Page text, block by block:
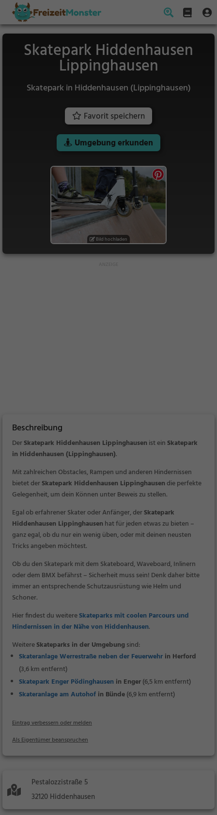
Skatepark Hiddenhausen
Lippinghausen
Skatepark in Hiddenhausen (Lippinghausen)
Favorit speichern
Umgebung erkunden
Bild hochladen
Beschreibung
DerSkatepark Hiddenhausen Lippinghausen ist einSkatepark
in Hiddenhausen (Lippinghausen).
Mit zahlreichen Obstacles, Rampen und anderen Hindernissen
bietet derSkatepark Hiddenhausen Lippinghausendie perfekte
Gelegenheit, um dein Können unter Beweis zu stellen.
Egal ob erfahrener Skater oder Anfänger, derSkatepark
Hiddenhausen Lippinghausen hat für jeden etwas zu bieten –
ganz egal, ob du nur ein wenig üben, oder mit deinen neusten
Tricks angeben möchtest.
Ob du den Skatepark mit dem Skateboard, Waveboard, Inlinern
oder dem BMX befährst – Sicherheit muss sein! Denk daher bitte
immer an entsprechende Schutzausrüstung wie Helm und
Schoner.
Hier findest du weitereSkateparks mit coolen Parcours und
Hindernissen in der Nähe von Hiddenhausen.
WeitereSkateparks in der Umgebungsind:
Skateranlage Werrestraße neben der Feuerwehr in Herford
(3,6 km entfernt)
Skatepark Enger Pödinghausen in Enger(6,5 km entfernt)
Skateranlage am Autohof in Bünde(6,9 km entfernt)
Eintrag verbessern oder melden
Als Eigentümer beanspruchen
Pestalozzistraße 5
32120 Hiddenhausen